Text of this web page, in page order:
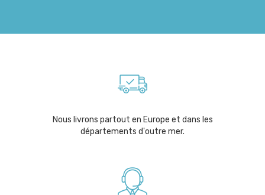
Nous livrons partout en Europe et dans les
départements d'outre mer.